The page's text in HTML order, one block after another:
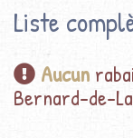
Liste
Aucun
Bernard-de-